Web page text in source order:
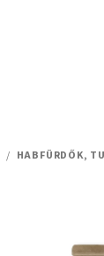
/ HABFÜRDŐK,